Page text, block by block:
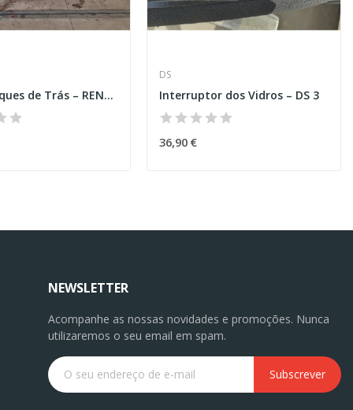
Para Choques de Trás – RENAULT MEGANE III COUPÉ...
DS
Interruptor dos Vidros – DS 3
36,90 €
NEWSLETTER
Acompanhe as nossas novidades e promoções. Nunca
utilizaremos o seu email em spam.
Subscrever